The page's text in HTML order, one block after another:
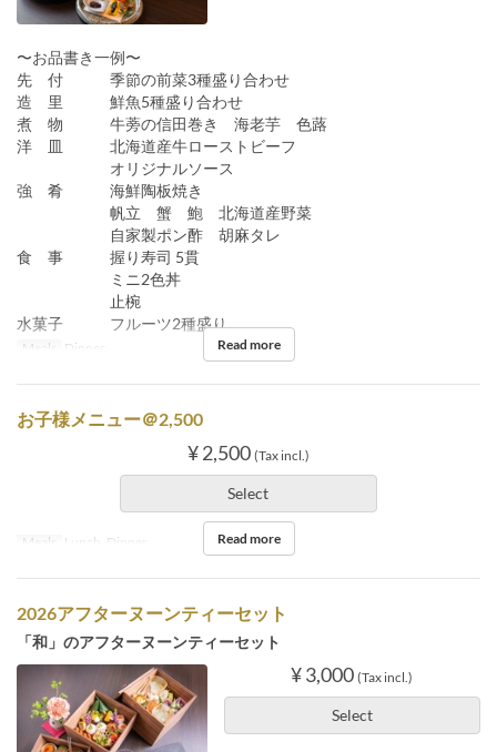
〜お品書き一例〜
先 付 季節の前菜3種盛り合わせ
造 里 鮮魚5種盛り合わせ
煮 物 牛蒡の信田巻き 海老芋 色蕗
洋 皿 北海道産牛ローストビーフ
オリジナルソース
強 肴 海鮮陶板焼き
帆立 蟹 鮑 北海道産野菜
自家製ポン酢 胡麻タレ
食 事 握り寿司 5貫
ミニ2色丼
止椀
水菓子 フルーツ2種盛り
Meals Dinner Read more
お子様メニュー＠2,500
¥ 2,500 (Tax incl.)
Select
Meals Lunch, Dinner Read more
2026アフターヌーンティーセット
「和」のアフターヌーンティーセット
¥ 3,000 (Tax incl.)
Select